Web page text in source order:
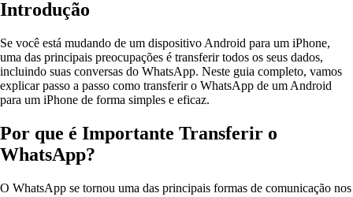
Introdução
Se você está mudando de um dispositivo Android para um iPhone,
uma das principais preocupações é transferir todos os seus dados,
incluindo suas conversas do WhatsApp. Neste guia completo, vamos
explicar passo a passo como transferir o WhatsApp de um Android
para um iPhone de forma simples e eficaz.
Por que é Importante Transferir o
WhatsApp?
O WhatsApp se tornou uma das principais formas de comunicação nos